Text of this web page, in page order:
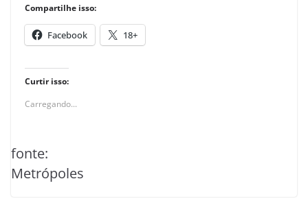
Compartilhe isso:
Facebook 18+
Curtir isso:
Carregando...
fonte:
Metrópoles